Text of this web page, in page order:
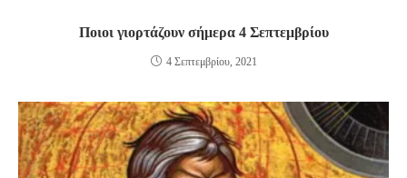
Ποιοι γιορτάζουν σήμερα 4 Σεπτεμβρίου
4 Σεπτεμβρίου, 2021